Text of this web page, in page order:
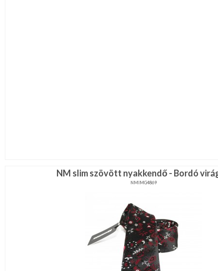
NM slim szövött nyakkendő - Bordó
NMIMG4869